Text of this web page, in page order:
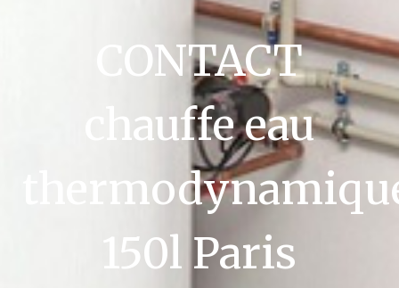
CONTACT
chauffe eau
150l Paris